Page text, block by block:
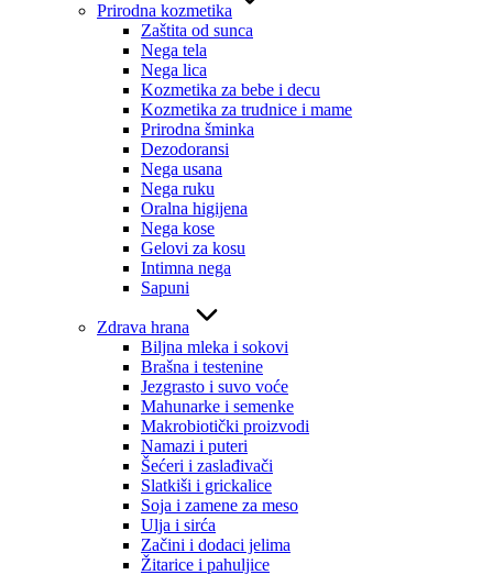
Prirodna kozmetika
Zaštita od sunca
Nega tela
Nega lica
Kozmetika za bebe i decu
Kozmetika za trudnice i mame
Prirodna šminka
Dezodoransi
Nega usana
Nega ruku
Oralna higijena
Nega kose
Gelovi za kosu
Intimna nega
Sapuni
Zdrava hrana
Biljna mleka i sokovi
Brašna i testenine
Jezgrasto i suvo voće
Mahunarke i semenke
Makrobiotički proizvodi
Namazi i puteri
Šećeri i zaslađivači
Slatkiši i grickalice
Soja i zamene za meso
Ulja i sirća
Začini i dodaci jelima
Žitarice i pahuljice